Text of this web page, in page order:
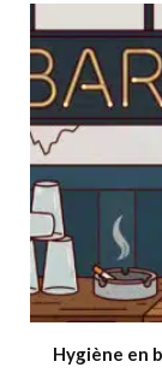
Hygiène en